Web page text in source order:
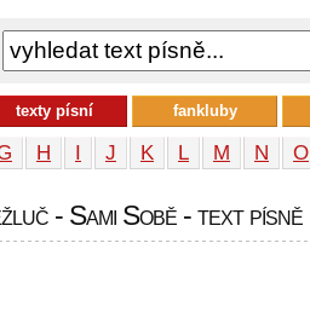
H I J K L M N O
- Sami Sobě - text písně
texty písní fankluby